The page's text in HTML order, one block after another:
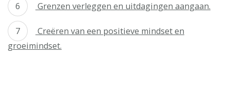
Grenzen verleggen en uitdagingen aangaan.
Creëren van een positieve mindset en
groeimindset.